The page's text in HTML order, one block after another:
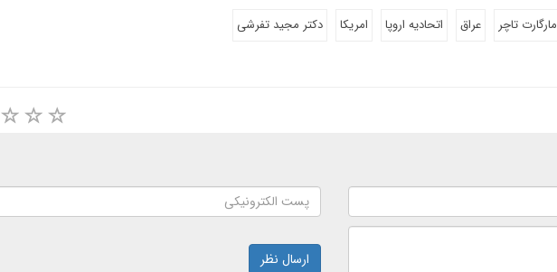
مارگارت تاچر عراق اتحادیه اروپا امریکا دکتر مجید تفرشی
ارسال نظر